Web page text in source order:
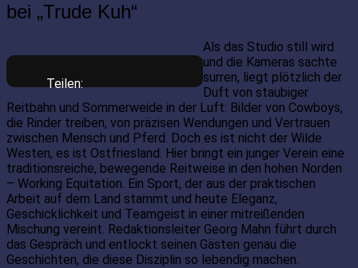
bei „Trude Kuh“
Teilen:
Als das Studio still wird
und die Kameras sachte
surren, liegt plötzlich der
Duft von staubiger
Reitbahn und Sommerweide in der Luft: Bilder von Cowboys,
die Rinder treiben, von präzisen Wendungen und Vertrauen
zwischen Mensch und Pferd. Doch es ist nicht der Wilde
Westen, es ist Ostfriesland. Hier bringt ein junger Verein eine
traditionsreiche, bewegende Reitweise in den hohen Norden
– Working Equitation. Ein Sport, der aus der praktischen
Arbeit auf dem Land stammt und heute Eleganz,
Geschicklichkeit und Teamgeist in einer mitreißenden
Mischung vereint. Redaktionsleiter Georg Mahn führt durch
das Gespräch und entlockt seinen Gästen genau die
Geschichten, die diese Disziplin so lebendig machen.